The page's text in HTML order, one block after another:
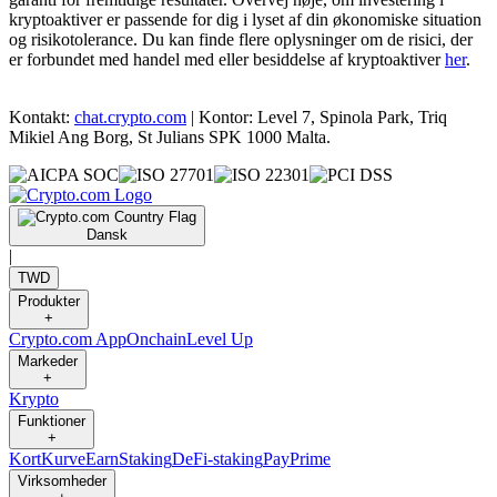
kryptoaktiver er passende for dig i lyset af din økonomiske situation
og risikotolerance. Du kan finde flere oplysninger om de risici, der
er forbundet med handel med eller besiddelse af kryptoaktiverher.
Kontakt: chat.crypto.com | Kontor: Level 7, Spinola Park, Triq
Mikiel Ang Borg, St Julians SPK 1000 Malta.
Dansk
|
TWD
Produkter
+
Crypto.com AppOnchainLevel Up
Markeder
+
Krypto
Funktioner
+
KortKurveEarnStakingDeFi-stakingPayPrime
Virksomheder